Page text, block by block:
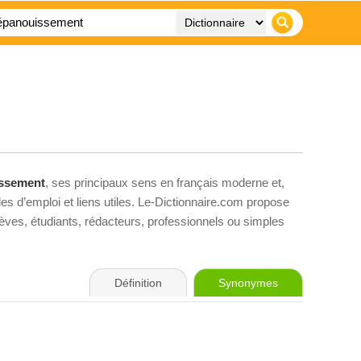
, ses principaux sens en français moderne et,
d’emploi et liens utiles. Le-Dictionnaire.com propose
étudiants, rédacteurs, professionnels ou simples
Définition Synonymes